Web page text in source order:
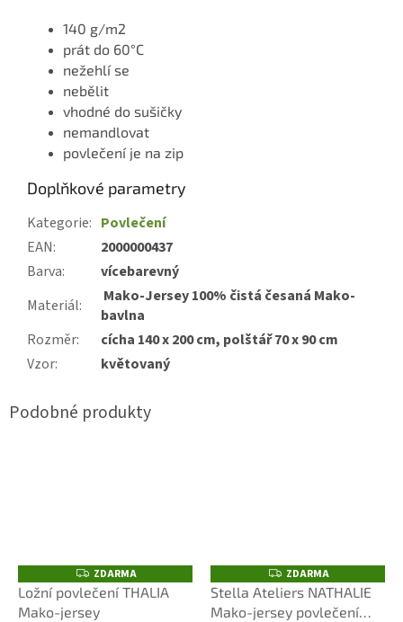
140 g/m2
prát do 60°C
nežehlí se
nebělit
vhodné do sušičky
nemandlovat
povlečení je na zip
Doplňkové parametry
Kategorie: Povlečení
EAN:
2000000437
Barva:
vícebarevný
Materiál:
Mako-Jersey 100% čistá česaná Mako-
bavlna
Rozměr:
cícha 140 x 200 cm, polštář 70 x 90 cm
Vzor: květovaný
Z
D
A
R
ZDARMA
Ložní povlečení THALIA
Mako-jersey
Z
D
A
R
ZDARMA
Stella Ateliers NATHALIE
Mako-jersey povlečení